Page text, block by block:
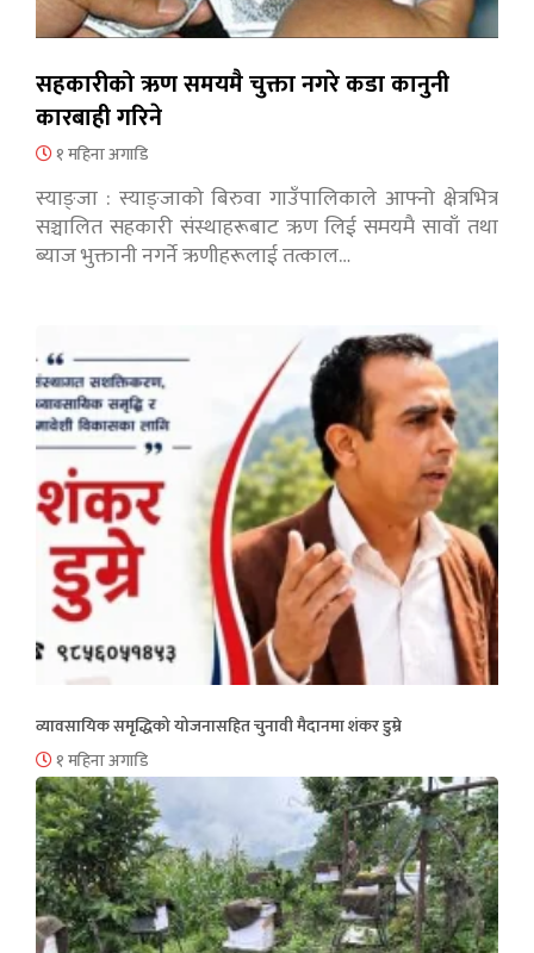
सहकारीको ऋण समयमै चुक्ता नगरे कडा कानुनी
कारबाही गरिने
१ महिना अगाडि
स्याङ्जा : स्याङ्जाको बिरुवा गाउँपालिकाले आफ्नो क्षेत्रभित्र
सञ्चालित सहकारी संस्थाहरूबाट ऋण लिई समयमै सावाँ तथा
ब्याज भुक्तानी नगर्ने ऋणीहरूलाई तत्काल…
व्यावसायिक समृद्धिको योजनासहित चुनावी मैदानमा शंकर डुम्रे
१ महिना अगाडि